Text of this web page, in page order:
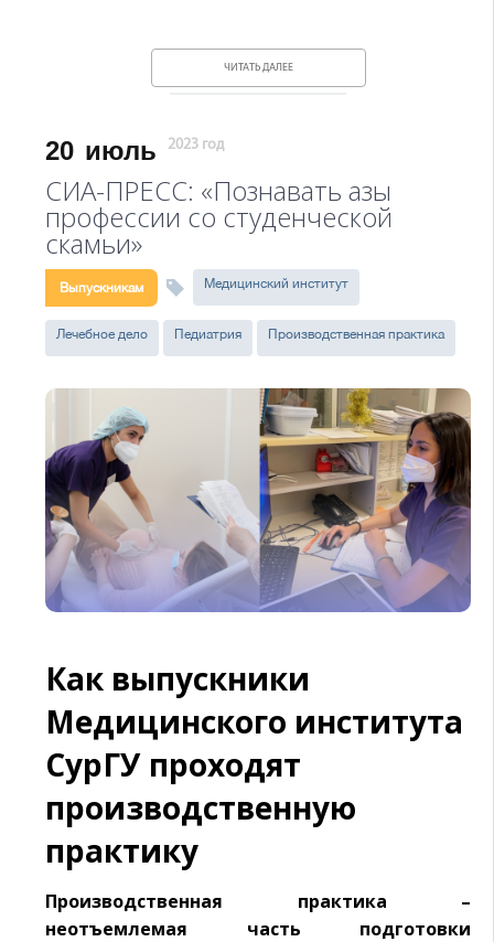
ЧИТАТЬ ДАЛЕЕ
20 июль 2023 год
СИА-ПРЕСС: «Познавать азы
профессии со студенческой
скамьи»
Выпускникам Медицинский институт
Лечебное дело Педиатрия Производственная практика
Как выпускники
Медицинского института
СурГУ проходят
производственную
практику
Производственная практика –
неотъемлемая часть подготовки